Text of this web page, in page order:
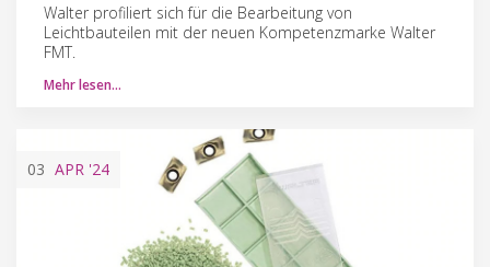
Walter profiliert sich für die Bearbeitung von
Leichtbauteilen mit der neuen Kompetenzmarke Walter
FMT.
Mehr lesen…
03 APR '24